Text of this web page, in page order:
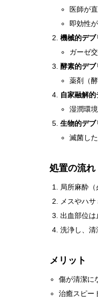
医師が
即効性
機械的デブ
ガーゼ
酵素的デブ
薬剤（
自家融解
湿潤環
生物的デブ
滅菌し
処置の流れ
局所麻酔（
メスやハ
出血部位は
洗浄し、清
メリット
傷が清潔に
治癒スピー